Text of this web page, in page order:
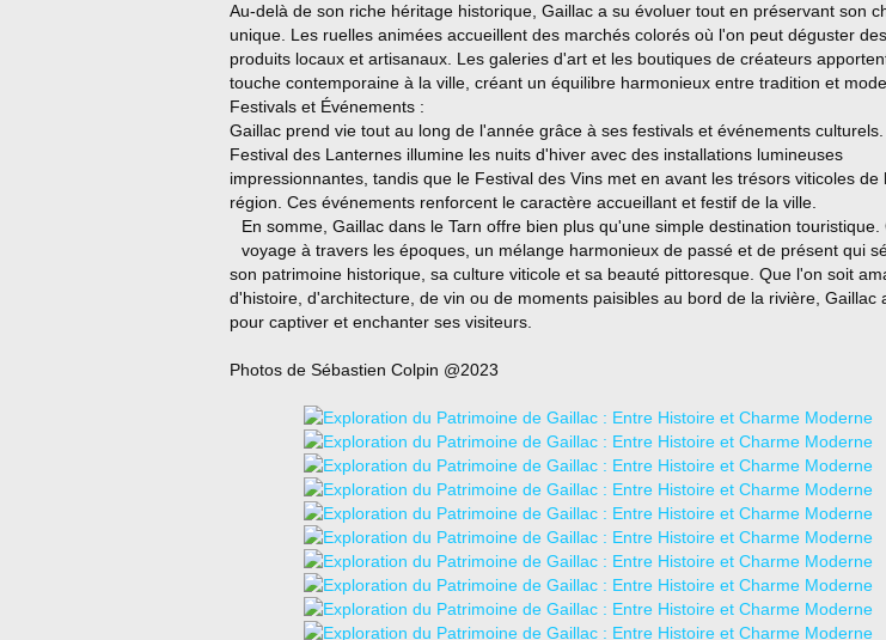
Au-delà de son riche héritage historique, Gaillac a su évoluer tout en préservant son
unique. Les ruelles animées accueillent des marchés colorés où l'on peut déguster des
produits locaux et artisanaux. Les galeries d'art et les boutiques de créateurs
touche contemporaine à la ville, créant un équilibre harmonieux entre tradition et
Festivals et Événements :
Gaillac prend vie tout au long de l'année grâce à ses festivals et événements
Festival des Lanternes illumine les nuits d'hiver avec des installations lumineuses
impressionnantes, tandis que le Festival des Vins met en avant les trésors viticoles de
région. Ces événements renforcent le caractère accueillant et festif de la ville.
En somme, Gaillac dans le Tarn offre bien plus qu'une simple destination touristique.
voyage à travers les époques, un mélange harmonieux de passé et de présent qui
son patrimoine historique, sa culture viticole et sa beauté pittoresque. Que l'on soit
d'histoire, d'architecture, de vin ou de moments paisibles au bord de la rivière, Gaillac
pour captiver et enchanter ses visiteurs.
Photos de Sébastien Colpin @2023